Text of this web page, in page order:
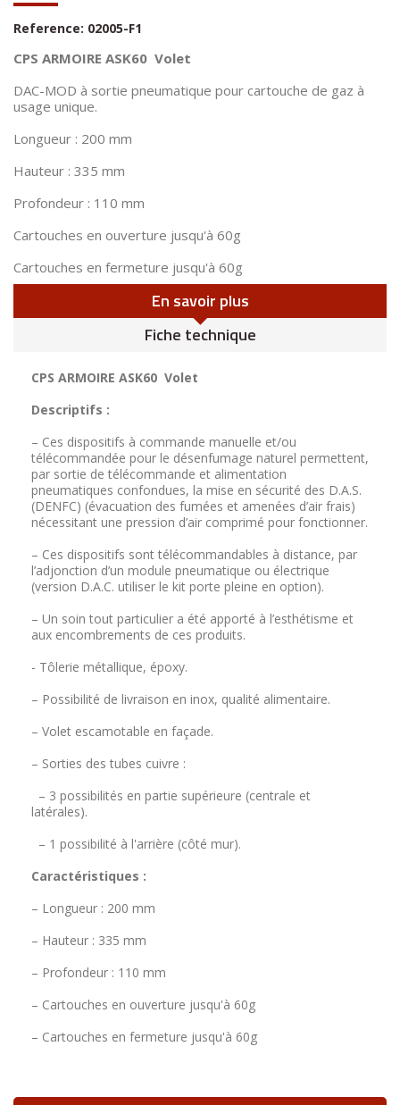
Reference: 02005-F1
CPS ARMOIRE ASK60 Volet
DAC-MOD à sortie pneumatique pour cartouche de gaz à
usage unique.
Longueur : 200 mm
Hauteur : 335 mm
Profondeur : 110 mm
Cartouches en ouverture jusqu'à 60g
Cartouches en fermeture jusqu'à 60g
En savoir plus
Fiche technique
CPS ARMOIRE ASK60 Volet
Descriptifs :
– Ces dispositifs à commande manuelle et/ou
télécommandée pour le désenfumage naturel permettent,
par sortie de télécommande et alimentation
pneumatiques confondues, la mise en sécurité des D.A.S.
(DENFC) (évacuation des fumées et amenées d’air frais)
nécessitant une pression d’air comprimé pour fonctionner.
– Ces dispositifs sont télécommandables à distance, par
l’adjonction d’un module pneumatique ou électrique
(version D.A.C. utiliser le kit porte pleine en option).
– Un soin tout particulier a été apporté à l’esthétisme et
aux encombrements de ces produits.
- Tôlerie métallique, époxy.
– Possibilité de livraison en inox, qualité alimentaire.
– Volet escamotable en façade.
– Sorties des tubes cuivre :
– 3 possibilités en partie supérieure (centrale et
latérales).
– 1 possibilité à l'arrière (côté mur).
Caractéristiques :
– Longueur : 200 mm
– Hauteur : 335 mm
– Profondeur : 110 mm
– Cartouches en ouverture jusqu'à 60g
– Cartouches en fermeture jusqu'à 60g